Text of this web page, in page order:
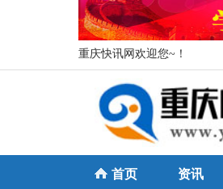
重庆快讯网欢迎您~！
首页 资讯